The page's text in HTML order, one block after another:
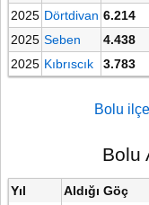
2025 Dörtdivan 6.214
2025 Seben 4.438
2025 Kıbrıscık 3.783
Bolu
Bolu
Yıl Aldığı Göç